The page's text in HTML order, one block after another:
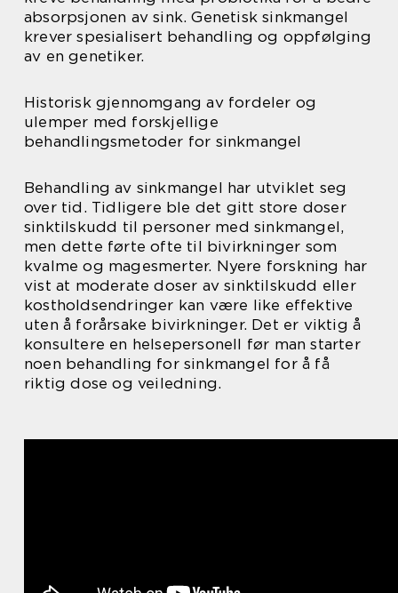
absorpsjonen av sink. Genetisk sinkmangel
krever spesialisert behandling og oppfølging
av en genetiker.
Historisk gjennomgang av fordeler og
ulemper med forskjellige
behandlingsmetoder for sinkmangel
Behandling av sinkmangel har utviklet seg
over tid. Tidligere ble det gitt store doser
sinktilskudd til personer med sinkmangel,
men dette førte ofte til bivirkninger som
kvalme og magesmerter. Nyere forskning har
vist at moderate doser av sinktilskudd eller
kostholdsendringer kan være like effektive
uten å forårsake bivirkninger. Det er viktig å
konsultere en helsepersonell før man starter
noen behandling for sinkmangel for å få
riktig dose og veiledning.